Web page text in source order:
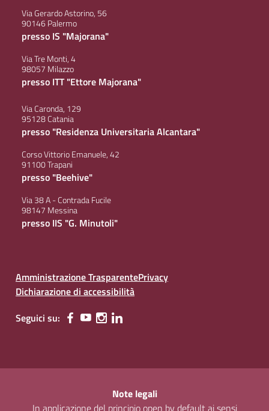
Via Gerardo Astorino, 56
90146 Palermo
presso IS "Majorana"
Via Tre Monti, 4
98057 Milazzo
presso ITT "Ettore Majorana"
Via Caronda, 129
95128 Catania
presso "Residenza Universitaria Alcantara"
Corso Vittorio Emanuele, 42
91100 Trapani
presso "Beehive"
Via 38 A - Contrada Fucile
98147 Messina
presso IIS "G. Minutoli"
Amministrazione TrasparentePrivacy
Dichiarazione di accessibilità
Seguici su:
Note legali
In applicazione del principio open by default ai sensi